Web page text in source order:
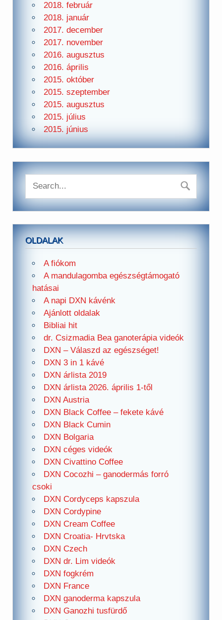
2018. február
2018. január
2017. december
2017. november
2016. augusztus
2016. április
2015. október
2015. szeptember
2015. augusztus
2015. július
2015. június
OLDALAK
A fiókom
A mandulagomba egészségtámogató
hatásai
A napi DXN kávénk
Ajánlott oldalak
Bibliai hit
dr. Csizmadia Bea ganoterápia videók
DXN – Válaszd az egészséget!
DXN 3 in 1 kávé
DXN árlista 2019
DXN árlista 2026. április 1-től
DXN Austria
DXN Black Coffee – fekete kávé
DXN Black Cumin
DXN Bolgaria
DXN céges videók
DXN Civattino Coffee
DXN Cocozhi – ganodermás forró
csoki
DXN Cordyceps kapszula
DXN Cordypine
DXN Cream Coffee
DXN Croatia- Hrvtska
DXN Czech
DXN dr. Lim videók
DXN fogkrém
DXN France
DXN ganoderma kapszula
DXN Ganozhi tusfürdő